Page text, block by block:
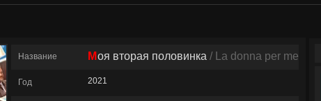
Название Моя вторая половинка / La donna per me
Год 2021